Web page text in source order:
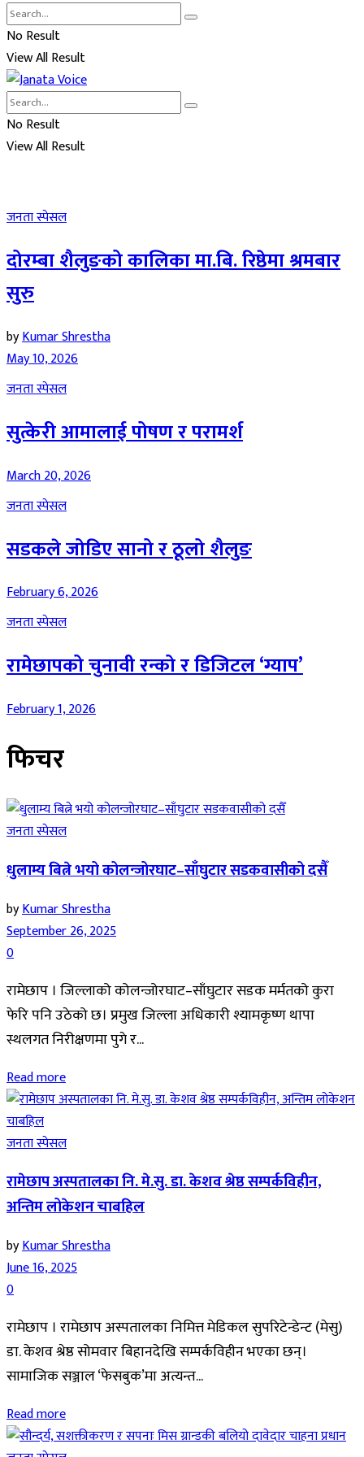
No Result
View All Result
No Result
View All Result
जनता स्पेसल
दोरम्बा शैलुङको कालिका मा.बि. रिष्ठेमा श्रमबार
सुरु
byKumar Shrestha
May 10, 2026
जनता स्पेसल
सुत्केरी आमालाई पोषण र परामर्श
March 20, 2026
जनता स्पेसल
सडकले जोडिए सानो र ठूलो शैलुङ
February 6, 2026
जनता स्पेसल
रामेछापको चुनावी रन्को र डिजिटल ‘ग्याप’
February 1, 2026
फिचर
जनता स्पेसल
धुलाम्य बित्ने भयो कोलन्जोरघाट–साँघुटार सडकवासीको दसैँ
byKumar Shrestha
September 26, 2025
0
रामेछाप । जिल्लाको कोलन्जोरघाट–साँघुटार सडक मर्मतको कुरा
फेरि पनि उठेको छ। प्रमुख जिल्ला अधिकारी श्यामकृष्ण थापा
स्थलगत निरीक्षणमा पुगे र...
Read more
जनता स्पेसल
रामेछाप अस्पतालका नि. मे.सु. डा. केशव श्रेष्ठ सम्पर्कविहीन,
अन्तिम लोकेशन चाबहिल
byKumar Shrestha
June 16, 2025
0
रामेछाप । रामेछाप अस्पतालका निमित्त मेडिकल सुपरिटेन्डेन्ट (मेसु)
डा. केशव श्रेष्ठ सोमवार बिहानदेखि सम्पर्कविहीन भएका छन्।
सामाजिक सञ्जाल ‘फेसबुक’मा अत्यन्त...
Read more